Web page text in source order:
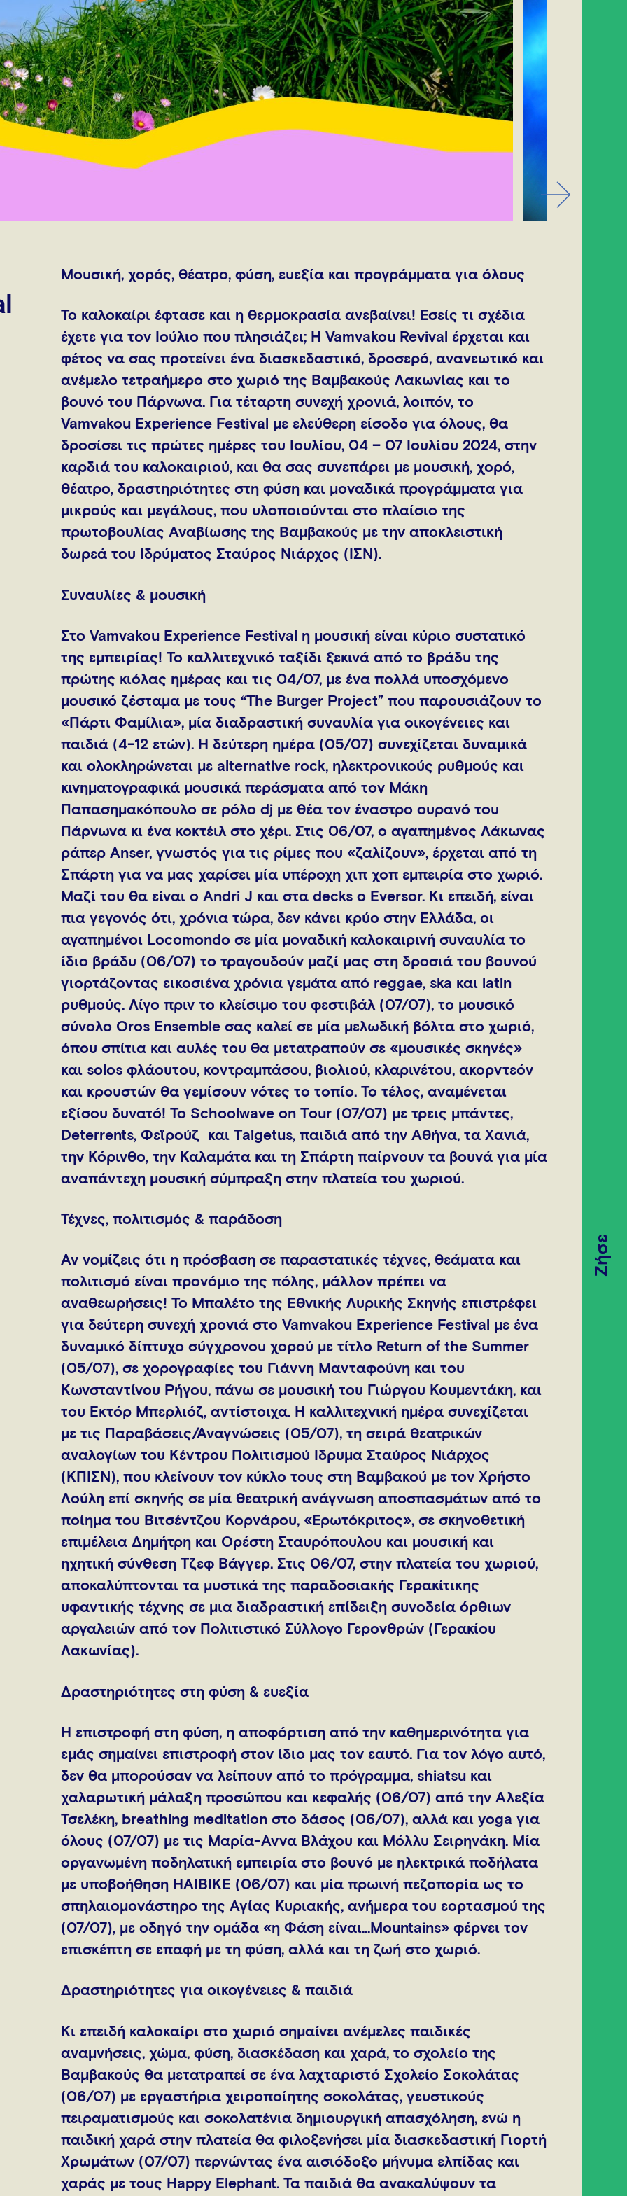
Ζήσε
Mουσική, χορός, θέατρο, φύση, ευεξία και προγράμματα για όλους
Το καλοκαίρι έφτασε και η θερμοκρασία ανεβαίνει! Εσείς τι σχέδια
έχετε για τον Ιούλιο που πλησιάζει; Η Vamvakou Revival έρχεται και
φέτος να σας προτείνει ένα διασκεδαστικό, δροσερό, ανανεωτικό και
ανέμελο τετραήμερο στο χωριό της Βαμβακούς Λακωνίας και το
βουνό του Πάρνωνα. Για τέταρτη συνεχή χρονιά, λοιπόν, το
Vamvakou Experience Festival με ελεύθερη είσοδο για όλους, θα
δροσίσει τις πρώτες ημέρες του Ιουλίου, 04 – 07 Ιουλίου 2024, στην
καρδιά του καλοκαιριού, και θα σας συνεπάρει με μουσική, χορό,
θέατρο, δραστηριότητες στη φύση και μοναδικά προγράμματα για
μικρούς και μεγάλους, που υλοποιούνται στο πλαίσιο της
πρωτοβουλίας Αναβίωσης της Βαμβακούς με την αποκλειστική
δωρεά του Ιδρύματος Σταύρος Νιάρχος (ΙΣΝ).
Συναυλίες & μουσική
Στο Vamvakou Experience Festival η μουσική είναι κύριο συστατικό
της εμπειρίας! Το καλλιτεχνικό ταξίδι ξεκινά από το βράδυ της
πρώτης κιόλας ημέρας και τις 04/07, με ένα πολλά υποσχόμενο
μουσικό ζέσταμα με τους “The Burger Project” που παρουσιάζουν το
«Πάρτι Φαμίλια», μία διαδραστική συναυλία για οικογένειες και
παιδιά (4-12 ετών). Η δεύτερη ημέρα (05/07) συνεχίζεται δυναμικά
και ολοκληρώνεται με alternative rock, ηλεκτρονικούς ρυθμούς και
κινηματογραφικά μουσικά περάσματα από τον Μάκη
Παπασημακόπουλο σε ρόλο dj με θέα τον έναστρο ουρανό του
Πάρνωνα κι ένα κοκτέιλ στο χέρι. Στις 06/07, ο αγαπημένος Λάκωνας
ράπερ Anser, γνωστός για τις ρίμες που «ζαλίζουν», έρχεται από τη
Σπάρτη για να μας χαρίσει μία υπέροχη χιπ χοπ εμπειρία στο χωριό.
Mαζί του θα είναι ο Andri J και στα decks o Eversor. Κι επειδή, είναι
πια γεγονός ότι, χρόνια τώρα, δεν κάνει κρύο στην Ελλάδα, οι
αγαπημένοι Locomondo σε μία μοναδική καλοκαιρινή συναυλία το
ίδιο βράδυ (06/07) το τραγουδούν μαζί μας στη δροσιά του βουνού
γιορτάζοντας εικοσιένα χρόνια γεμάτα από reggae, ska και latin
ρυθμούς. Λίγο πριν το κλείσιμο του φεστιβάλ (07/07), το μουσικό
σύνολο Oros Ensemble σας καλεί σε μία μελωδική βόλτα στο χωριό,
όπου σπίτια και αυλές του θα μετατραπούν σε «μουσικές σκηνές»
και solos φλάουτου, κοντραμπάσου, βιολιού, κλαρινέτου, ακορντεόν
και κρουστών θα γεμίσουν νότες το τοπίο. Το τέλος, αναμένεται
εξίσου δυνατό! Το Schoolwave on Τour (07/07) με τρεις μπάντες,
Deterrents, Φεϊρούζ και Τaigetus, παιδιά από την Αθήνα, τα Χανιά,
την Κόρινθο, την Καλαμάτα και τη Σπάρτη παίρνουν τα βουνά για μία
αναπάντεχη μουσική σύμπραξη στην πλατεία του χωριού.
Τέχνες, πολιτισμός & παράδοση
Αν νομίζεις ότι η πρόσβαση σε παραστατικές τέχνες, θεάματα και
πολιτισμό είναι προνόμιο της πόλης, μάλλον πρέπει να
αναθεωρήσεις! Το Μπαλέτο της Εθνικής Λυρικής Σκηνής επιστρέφει
για δεύτερη συνεχή χρονιά στο Vamvakou Experience Festival με ένα
δυναμικό δίπτυχο σύγχρονου χορού με τίτλο Return of the Summer
(05/07), σε χορογραφίες του Γιάννη Μανταφούνη και του
Κωνσταντίνου Ρήγου, πάνω σε μουσική του Γιώργου Κουμεντάκη, και
του Εκτόρ Μπερλιόζ, αντίστοιχα. Η καλλιτεχνική ημέρα συνεχίζεται
με τις Παραβάσεις/Αναγνώσεις (05/07), τη σειρά θεατρικών
αναλογίων του Κέντρου Πολιτισμού Ίδρυμα Σταύρος Νιάρχος
(ΚΠΙΣΝ), που κλείνουν τον κύκλο τους στη Βαμβακού με τον Χρήστο
Λούλη επί σκηνής σε μία θεατρική ανάγνωση αποσπασμάτων από το
ποίημα του Βιτσέντζου Κορνάρου, «Ερωτόκριτος», σε σκηνοθετική
επιμέλεια Δημήτρη και Ορέστη Σταυρόπουλου και μουσική και
ηχητική σύνθεση Τζεφ Βάγγερ. Στις 06/07, στην πλατεία του χωριού,
αποκαλύπτονται τα μυστικά της παραδοσιακής Γερακίτικης
υφαντικής τέχνης σε μια διαδραστική επίδειξη συνοδεία όρθιων
αργαλειών από τον Πολιτιστικό Σύλλογο Γερονθρών (Γερακίου
Λακωνίας).
Δραστηριότητες στη φύση & ευεξία
Η επιστροφή στη φύση, η αποφόρτιση από την καθημερινότητα για
εμάς σημαίνει επιστροφή στον ίδιο μας τον εαυτό. Για τον λόγο αυτό,
δεν θα μπορούσαν να λείπουν από το πρόγραμμα, shiatsu και
χαλαρωτική μάλαξη προσώπου και κεφαλής (06/07) από την Αλεξία
Τσελέκη, breathing meditation στο δάσος (06/07), αλλά και yoga για
όλους (07/07) με τις Μαρία-Άννα Βλάχου και Μόλλυ Σειρηνάκη. Μία
οργανωμένη ποδηλατική εμπειρία στο βουνό με ηλεκτρικά ποδήλατα
με υποβοήθηση ΗΑΙΒΙΚΕ (06/07) και μία πρωινή πεζοπορία ως το
σπηλαιομονάστηρο της Αγίας Κυριακής, ανήμερα του εορτασμού της
(07/07), με οδηγό την ομάδα «η Φάση είναι…Μountains» φέρνει τον
επισκέπτη σε επαφή με τη φύση, αλλά και τη ζωή στο χωριό.
Δραστηριότητες για οικογένειες & παιδιά
Κι επειδή καλοκαίρι στο χωριό σημαίνει ανέμελες παιδικές
αναμνήσεις, χώμα, φύση, διασκέδαση και χαρά, το σχολείο της
Βαμβακούς θα μετατραπεί σε ένα λαχταριστό Σχολείο Σοκολάτας
(06/07) με εργαστήρια χειροποίητης σοκολάτας, γευστικούς
πειραματισμούς και σοκολατένια δημιουργική απασχόληση, ενώ η
παιδική χαρά στην πλατεία θα φιλοξενήσει μία διασκεδαστική Γιορτή
Χρωμάτων (07/07) περνώντας ένα αισιόδοξο μήνυμα ελπίδας και
χαράς με τους Happy Elephant. Τα παιδιά θα ανακαλύψουν τα